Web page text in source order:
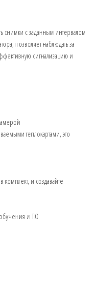
снимки с заданным интервалом
позволяет наблюдать за
сигнализацию и
теплокартами, это
и создавайте
и ПО